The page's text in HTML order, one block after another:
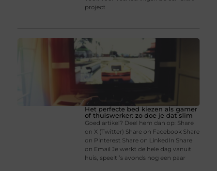
project
Het perfecte bed kiezen als gamer
of thuiswerker: zo doe je dat slim
Goed artikel? Deel hem dan op: Share
on X (Twitter) Share on Facebook Share
on Pinterest Share on LinkedIn Share
on Email Je werkt de hele dag vanuit
huis, speelt ’s avonds nog een paar